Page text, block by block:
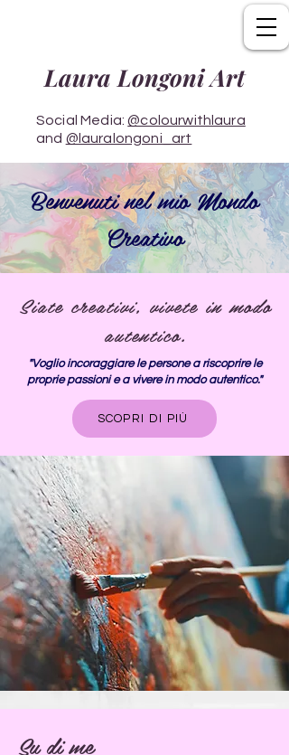
Laura Longoni Art
Social Media:@colourwithlaura
and @lauralongoni_art
Benvenuti nel mio Mondo
Creativo
Siate creativi, vivete in modo
autentico.
"Voglio incoraggiare le persone a riscoprire le
proprie passioni e a vivere in modo autentico."
SCOPRI DI PIÙ
Su di me